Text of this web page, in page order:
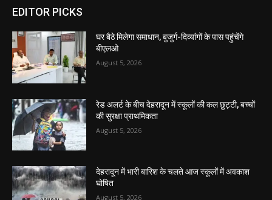
EDITOR PICKS
घर बैठे मिलेगा समाधान, बुजुर्ग-दिव्यांगों के पास पहुंचेंगे
बीएलओ
August 5, 2026
रेड अलर्ट के बीच देहरादून में स्कूलों की कल छुट्टी, बच्चों
की सुरक्षा प्राथमिकता
August 5, 2026
देहरादून में भारी बारिश के चलते आज स्कूलों में अवकाश
घोषित
August 5, 2026